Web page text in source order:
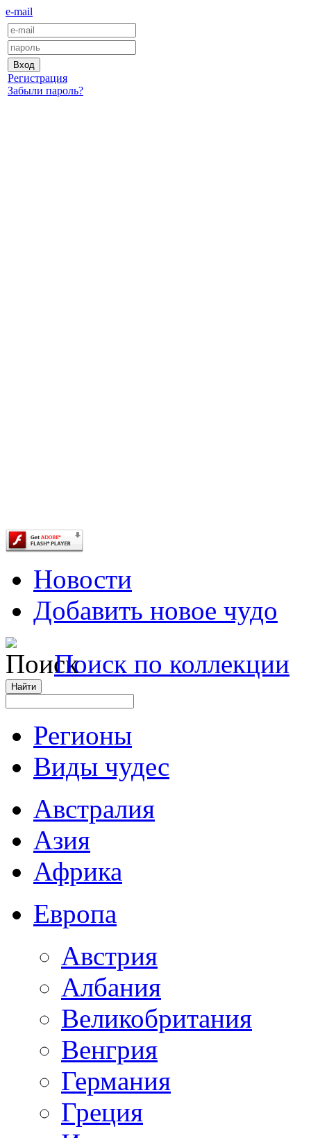
e-mail
Регистрация
Забыли пароль?
Новости
Добавить новое чудо
Поиск по коллекции
Регионы
Виды чудес
Австралия
Азия
Африка
Европа
Австрия
Албания
Великобритания
Венгрия
Германия
Греция